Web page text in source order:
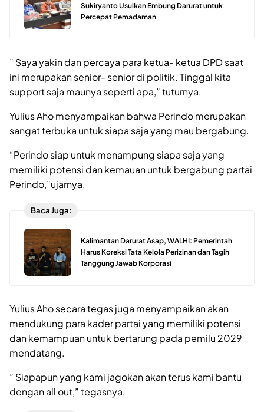
Sukiryanto Usulkan Embung Darurat untuk
Percepat Pemadaman
” Saya yakin dan percaya para ketua- ketua DPD saat
ini merupakan senior- senior di politik. Tinggal kita
support saja maunya seperti apa,” tuturnya.
Yulius Aho menyampaikan bahwa Perindo merupakan
sangat terbuka untuk siapa saja yang mau bergabung.
“Perindo siap untuk menampung siapa saja yang
memiliki potensi dan kemauan untuk bergabung partai
Perindo,”ujarnya.
Baca Juga:
Kalimantan Darurat Asap, WALHI: Pemerintah
Harus Koreksi Tata Kelola Perizinan dan Tagih
Tanggung Jawab Korporasi
Yulius Aho secara tegas juga menyampaikan akan
mendukung para kader partai yang memiliki potensi
dan kemampuan untuk bertarung pada pemilu 2029
mendatang.
” Siapapun yang kami jagokan akan terus kami bantu
dengan all out,” tegasnya.